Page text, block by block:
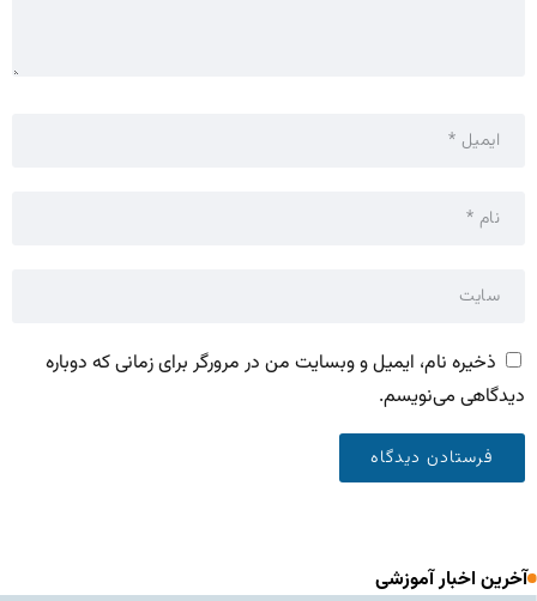
ذخیره نام، ایمیل و وبسایت من در مرورگر برای زمانی که دوباره
دیدگاهی می‌نویسم.
آخرین اخبار آموزشی